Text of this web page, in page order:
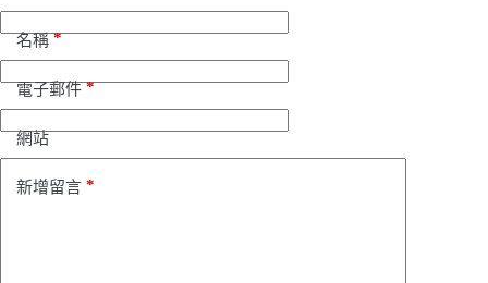
名稱*
電子郵件*
網站
新增留言 *